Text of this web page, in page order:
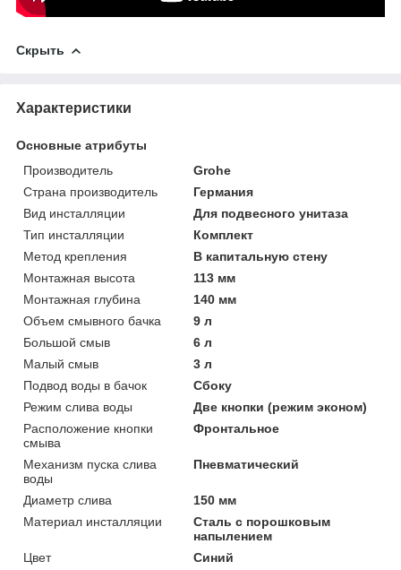
Скрыть
Характеристики
Основные атрибуты
Производитель
Grohe
Страна производитель
Германия
Вид инсталляции
Для подвесного унитаза
Тип инсталляции
Комплект
Метод крепления
В капитальную стену
Монтажная высота
113 мм
Монтажная глубина
140 мм
Объем смывного бачка
9 л
Большой смыв
6 л
Малый смыв
3 л
Подвод воды в бачок
Сбоку
Режим слива воды
Две кнопки (режим эконом)
Расположение кнопки
смыва
Фронтальное
Механизм пуска слива
воды
Пневматический
Диаметр слива
150 мм
Материал инсталляции
Сталь с порошковым
напылением
Цвет
Синий